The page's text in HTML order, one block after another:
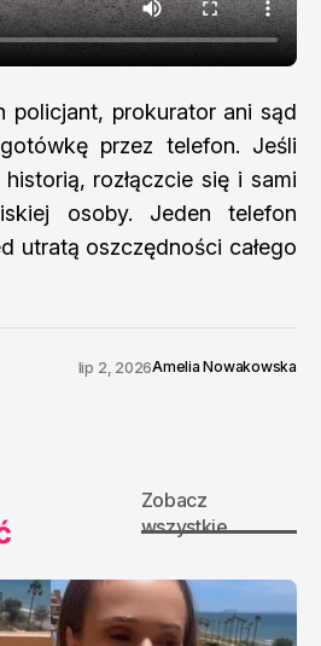
policjant, prokurator ani sąd
przez telefon. Jeśli
rozłączcie się i sami
osoby. Jeden telefon
utratą oszczędności całego
lip 2, 2026Amelia Nowakowska
Zobacz
wszystkie